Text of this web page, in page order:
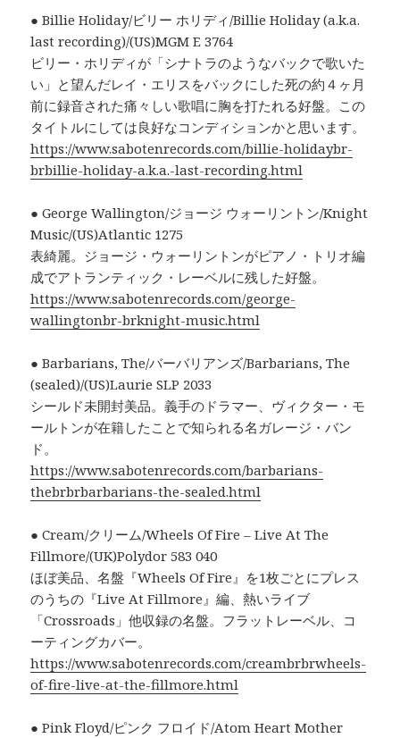
● Billie Holiday/ビリー ホリディ/Billie Holiday (a.k.a.
last recording)/(US)MGM E 3764
ビリー・ホリディが「シナトラのようなバックで歌いた
い」と望んだレイ・エリスをバックにした死の約４ヶ月
前に録音された痛々しい歌唱に胸を打たれる好盤。この
タイトルにしては良好なコンディションかと思います。
https://www.sabotenrecords.com/billie-holidaybr-
brbillie-holiday-a.k.a.-last-recording.html
● George Wallington/ジョージ ウォーリントン/Knight
Music/(US)Atlantic 1275
表綺麗。ジョージ・ウォーリントンがピアノ・トリオ編
成でアトランティック・レーベルに残した好盤。
https://www.sabotenrecords.com/george-
wallingtonbr-brknight-music.html
● Barbarians, The/バーバリアンズ/Barbarians, The
(sealed)/(US)Laurie SLP 2033
シールド未開封美品。義手のドラマー、ヴィクター・モ
ールトンが在籍したことで知られる名ガレージ・バン
ド。
https://www.sabotenrecords.com/barbarians-
thebrbrbarbarians-the-sealed.html
● Cream/クリーム/Wheels Of Fire – Live At The
Fillmore/(UK)Polydor 583 040
ほぼ美品、名盤『Wheels Of Fire』を1枚ごとにプレス
のうちの『Live At Fillmore』編、熱いライブ
「Crossroads」他収録の名盤。フラットレーベル、コ
ーティングカバー。
https://www.sabotenrecords.com/creambrbrwheels-
of-fire-live-at-the-fillmore.html
● Pink Floyd/ピンク フロイド/Atom Heart Mother